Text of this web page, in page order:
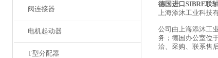
阀连接器
电机起动器
T型分配器
德国进口SIBRE联
上海添沐工业科技
公司由上海添沐工
务；德国办公室位
洽、采购、联系售